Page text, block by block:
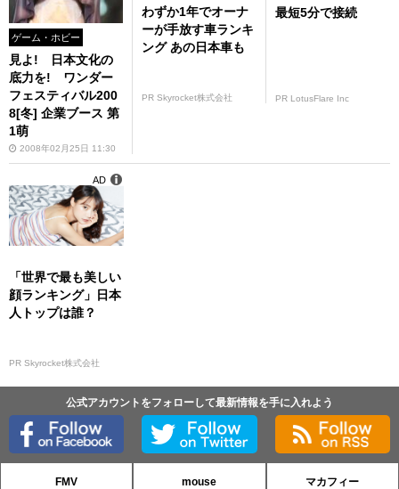
ゲーム・ホビー
見よ! 日本文化の
底力を! ワンダー
フェスティバル200
8[冬] 企業ブース 第
1萌
2008年02月25日 11:30
わずか1年でオーナ
ーが手放す車ランキ
ング あの日本車も
PR Skyrocket株式会社
最短5分で接続
PR LotusFlare Inc
「世界で最も美しい
顔ランキング」日本
人トップは誰？
PR Skyrocket株式会社
AD
公式アカウントをフォローして最新情報を手に入れよう
FMV mouse マカフィー